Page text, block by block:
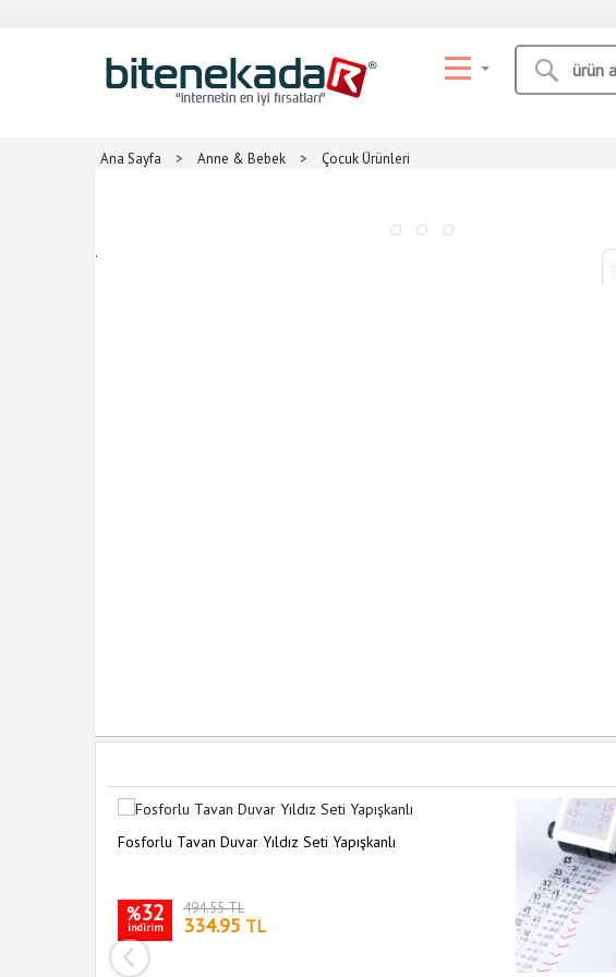
Ana Sayfa > Anne & Bebek > Çocuk Ürünleri
.
Fosforlu Tavan Duvar Yıldız Seti Yapışkanlı
%32
indirim
494.55 TL
334.95 TL